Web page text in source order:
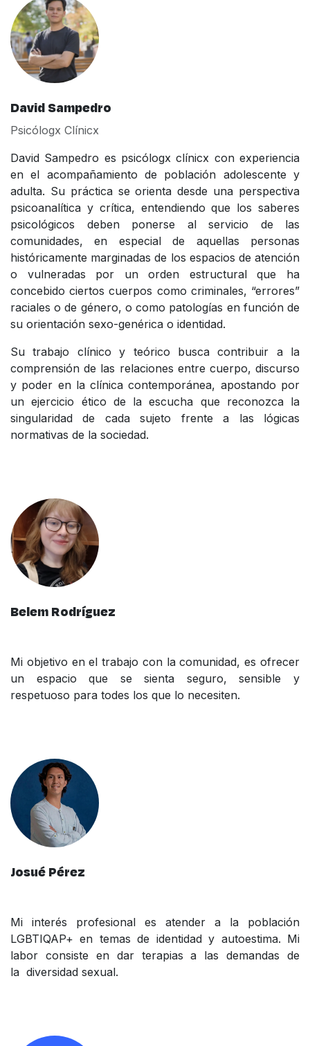
David Sampedro
Psicólogx Clínicx
David Sampedro es psicólogx clínicx con experiencia
en el acompañamiento de población adolescente y
adulta. Su práctica se orienta desde una perspectiva
psicoanalítica y crítica, entendiendo que los saberes
psicológicos deben ponerse al servicio de las
comunidades, en especial de aquellas personas
históricamente marginadas de los espacios de atención
o vulneradas por un orden estructural que ha
concebido ciertos cuerpos como criminales, “errores”
raciales o de género, o como patologías en función de
su orientación sexo-genérica o identidad.
Su trabajo clínico y teórico busca contribuir a la
comprensión de las relaciones entre cuerpo, discurso
y poder en la clínica contemporánea, apostando por
un ejercicio ético de la escucha que reconozca la
singularidad de cada sujeto frente a las lógicas
normativas de la sociedad.
Belem Rodríguez
Mi objetivo en el trabajo con la comunidad, es ofrecer
un espacio que se sienta seguro, sensible y
respetuoso para todes los que lo necesiten.
Josué Pérez
Mi interés profesional es atender a la población
LGBTIQAP+ en temas de identidad y autoestima. Mi
labor consiste en dar terapias a las demandas de
la diversidad sexual.